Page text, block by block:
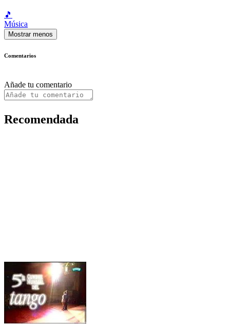
🎵
Música
Mostrar menos
Comentarios
Añade tu comentario
Recomendada